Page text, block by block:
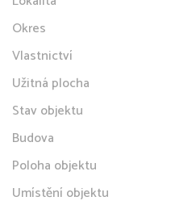
Okres
Vlastnictví
Užitná plocha
Stav objektu
Budova
Poloha objektu
Umístění objektu